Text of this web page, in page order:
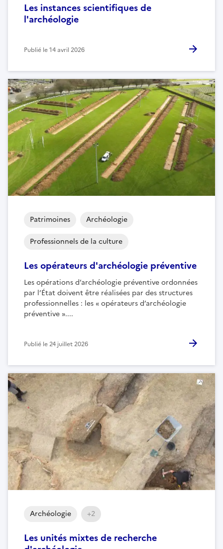
Les instances scientifiques de
l'archéologie
Publié le14 avril 2026
Les opérateurs d'archéologie préventive
Les opérations d’archéologie préventive ordonnées
par l’État doivent être réalisées par des structures
professionnelles : les « opérateurs d’archéologie
préventive »....
Patrimoines Archéologie
Professionnels de la culture
Publié le24 juillet 2026
Les unités mixtes de recherche
Archéologie +2